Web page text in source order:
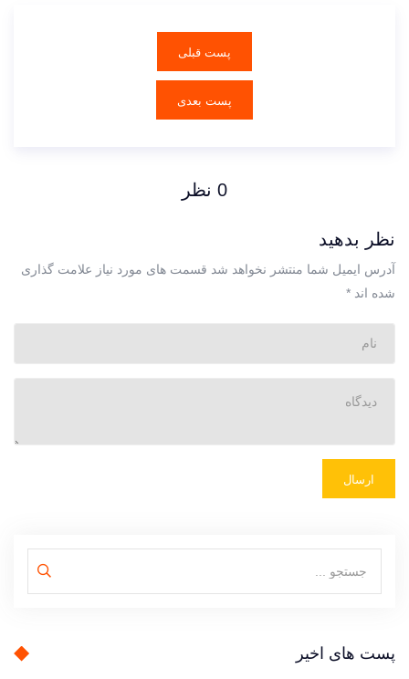
پست قبلی
پست بعدی
0 نظر
نظر بدهید
آدرس ایمیل شما منتشر نخواهد شد قسمت های مورد نیاز علامت گذاری
شده اند *
ارسال
پست های اخیر